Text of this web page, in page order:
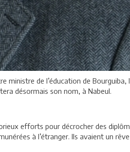
ministre de l’éducation de
désormais son nom, à Nabeul.
efforts pour décrocher des
à l’étranger. Ils avaient un